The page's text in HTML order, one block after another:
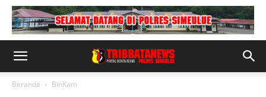
Beranda BinKam